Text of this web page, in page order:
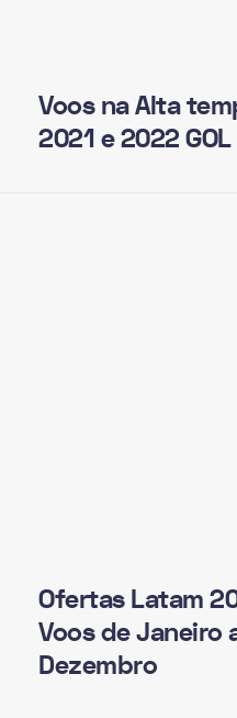
Voos na Alta
2021 e 2022 GOL
Ofertas Latam
Voos de Janeiro
Dezembro